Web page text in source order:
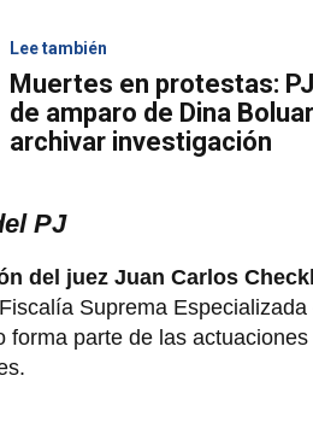
Lee también
Muertes en protestas:
de amparo de Dina
archivar investigación
PJ
del juez Juan Carlos
Suprema
forma parte de las